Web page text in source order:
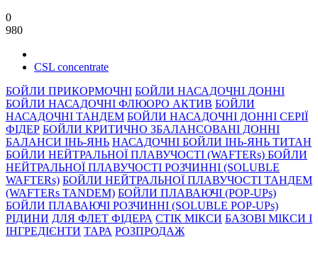
0
980
CSL concentrate
БОЙЛИ ПРИКОРМОЧНI БОЙЛИ НАСАДОЧНI ДОННI
БОЙЛИ НАСАДОЧНІ ФЛЮОРО АКТИВ БОЙЛИ
НАСАДОЧНІ ТАНДЕМ БОЙЛИ НАСАДОЧНI ДОННI СЕРIÏ
ФIДЕР БОЙЛИ КРИТИЧНО ЗБАЛАНСОВАНІ ДОННІ
БАЛАНСИ ІНЬ-ЯНЬ НАСАДОЧНІ БОЙЛИ ІНЬ-ЯНЬ ТИТАН
БОЙЛИ НЕЙТРАЛЬНОÏ ПЛАВУЧОСТI (WAFTERs) БОЙЛИ
НЕЙТРАЛЬНОЇ ПЛАВУЧОСТІ РОЗЧИННІ (SOLUBLE
WAFTERs) БОЙЛИ НЕЙТРАЛЬНОЇ ПЛАВУЧОСТІ ТАНДЕМ
(WAFTERs TANDEM) БОЙЛИ ПЛАВАЮЧІ (POP-UPs)
БОЙЛИ ПЛАВАЮЧI РОЗЧИННI (SOLUBLE POP-UPs)
РIДИНИ ДЛЯ ФЛЕТ ФІДЕРА СТIК МIКСИ БАЗОВІ МІКСИ І
ІНГРЕДІЄНТИ ТАРА РОЗПРОДАЖ